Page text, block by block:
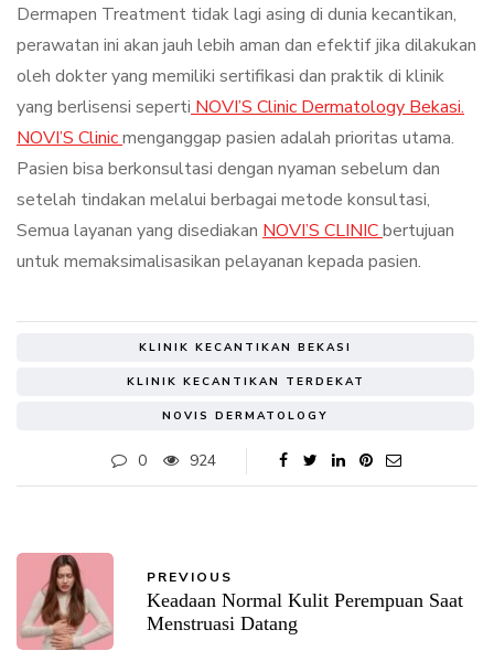
Dermapen Treatment tidak lagi asing di dunia kecantikan,
perawatan ini akan jauh lebih aman dan efektif jika dilakukan
oleh dokter yang memiliki sertifikasi dan praktik di klinik
yang berlisensi seperti NOVI’S Clinic Dermatology Bekasi.
NOVI’S Clinicmenganggap pasien adalah prioritas utama.
Pasien bisa berkonsultasi dengan nyaman sebelum dan
setelah tindakan melalui berbagai metode konsultasi,
Semua layanan yang disediakan NOVI’S CLINICbertujuan
untuk memaksimalisasikan pelayanan kepada pasien.
KLINIK KECANTIKAN BEKASI
KLINIK KECANTIKAN TERDEKAT
NOVIS DERMATOLOGY
0 924
PREVIOUS
Keadaan Normal Kulit Perempuan Saat
Menstruasi Datang